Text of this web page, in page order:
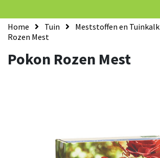
Home Tuin Meststoffen en Tuinkalk
Rozen Mest
Pokon Rozen Mest